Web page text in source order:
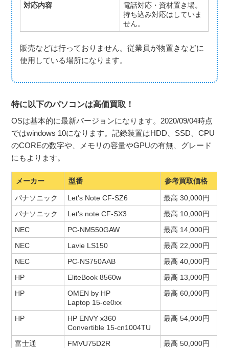
対応内容
電話対応・資材置き場。
持ち込み対応はしていま
せん。
販売などは行っておりません。従業員が物置きなどに
使用している場所になります。
特に以下のパソコンは高価買取！
OSは基本的に最新バージョンになります。2020/09/04時点
ではwindows 10になります。記録装置はHDD、SSD、CPU
のCOREの数字や、メモリの容量やGPUの有無、グレード
にもよります。
メーカー 型番 参考買取価格
パナソニック Let's Note CF-SZ6
最高 30,000円
パナソニック
Let's note CF-SX3
最高 10,000円
NEC
PC-NM550GAW
最高 14,000円
NEC
Lavie LS150
最高 22,000円
NEC
PC-NS750AAB
最高 40,000円
HP
EliteBook 8560w
最高 13,000円
HP
OMEN by HP
Laptop 15-ce0xx
最高 60,000円
HP
HP ENVY x360
Convertible 15-cn1004TU
最高 54,000円
富士通 FMVU75D2R
最高 50,000円